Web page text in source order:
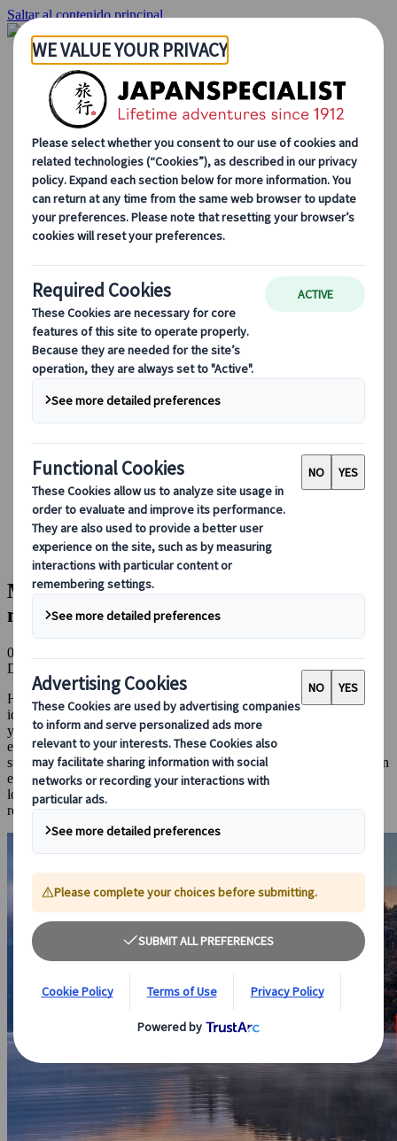
Saltar al contenido principal
Inicio
Viajes
Viajes a medida
Viajes de autor
Fly & Drive
Circuitos organizados
Excursiones
Tours de grupo a medida
Japan Rail Pass
Cómo trabajamos
Sobre nosotros
Nuestro equipo
Blog
Consejos de viaje para cada temporada
Destinos destacados
Perspectivas culturales
Experiencias gastronómicas
Recorre Japón en tren
Preguntas frecuentes
Información práctica
Etiqueta en Japón
Conducir en Japón
Reservar con nosotros
Japan Rail Pass
Alojamiento
Asesoramiento virtual
Japanspecialist
Destinos destacados
Mejores onsen hotel de lujo en hakone: nuestro top 5
Mejores onsen hotel de lujo en hakone:
nuestro top 5
05 ago 2025
Destinos destacados
Hakone, parte del Parque Nacional Fuji-Hakone-Izu, es un destino
ideal para una escapada corta desde Tokio, gracias a su fácil acceso
y a la duración del trayecto que es menor de dos horas. Sin
embargo, su atractivo no solo radica en la cercanía, sino también en
sus cordilleras y la actividad volcánica de la región que la convierten
en un caldo de cultivo de magníficos resorts y hoteles aprovechan
los baños termales en Japón para ofrecer una experiencia única de
relajación.